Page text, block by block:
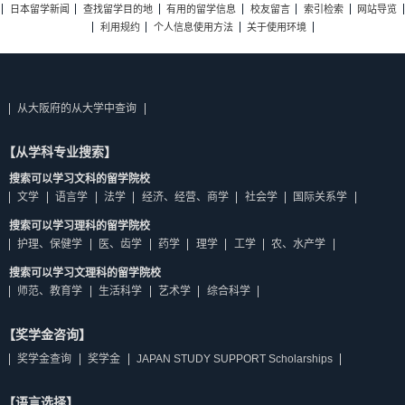
日本留学新闻 查找留学目的地 有用的留学信息 校友留言 索引检索
网站导览
利用规约
个人信息使用方法 关于使用环境
从大阪府的从大学中查询
【从学科专业搜索】
搜索可以学习文科的留学院校
文学
语言学 法学 经济、经营、商学 社会学 国际关系学
搜索可以学习理科的留学院校
护理、保健学
医、齿学 药学 理学 工学 农、水产学
搜索可以学习文理科的留学院校
师范、教育学
生活科学 艺术学 综合科学
【奖学金咨询】
奖学金查询 奖学金 JAPAN STUDY SUPPORT Scholarships